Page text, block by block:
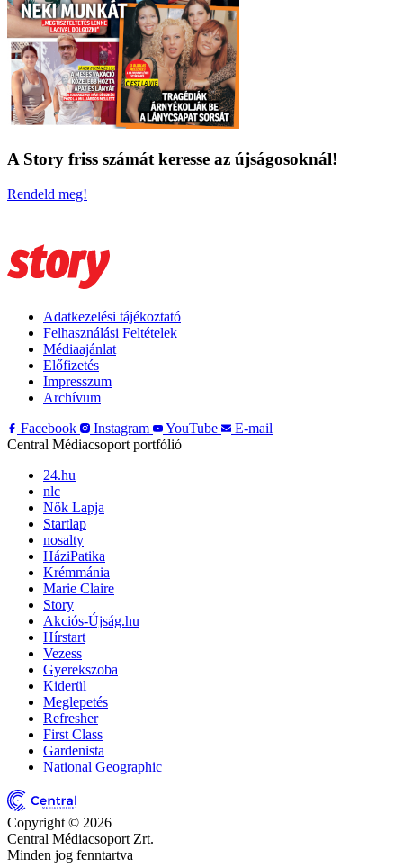
A Story friss számát keresse az újságosoknál!
Rendeld meg!
Adatkezelési tájékoztató
Felhasználási Feltételek
Médiaajánlat
Előfizetés
Impresszum
Archívum
Facebook
Instagram YouTube
E-mail
Central Médiacsoport portfólió
24.hu
nlc
Nők Lapja
Startlap
nosalty
HáziPatika
Krémmánia
Marie Claire
Story
Akciós-Újság.hu
Hírstart
Vezess
Gyerekszoba
Kiderül
Meglepetés
Refresher
First Class
Gardenista
National Geographic
Copyright © 2026
Central Médiacsoport Zrt.
Minden jog fenntartva